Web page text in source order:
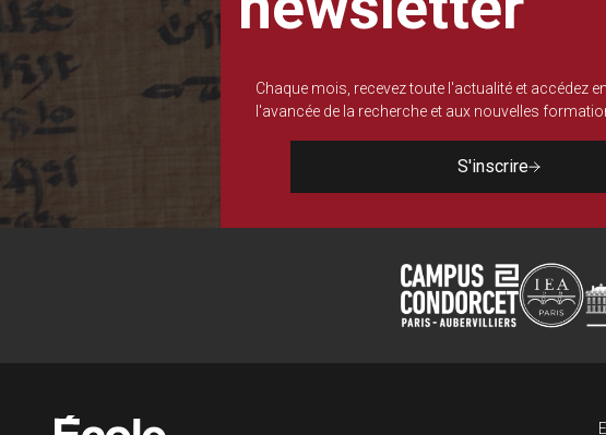
Chaque mois, recevez toute l'actualité et accédez
l'avancée de la recherche et aux nouvelles
S'inscrire